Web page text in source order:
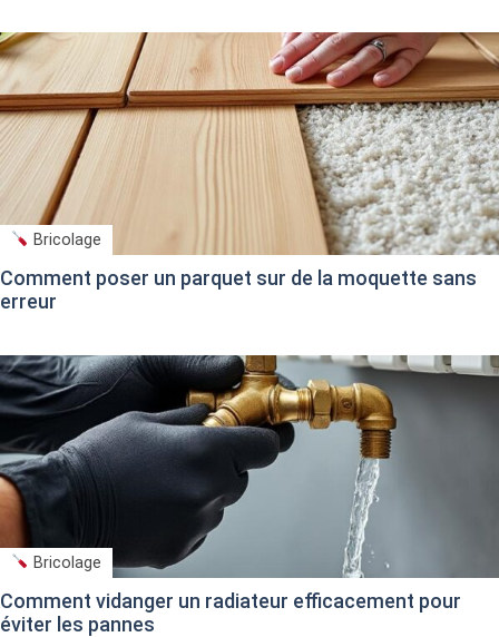
Bricolage
Comment poser un parquet sur de la moquette sans
erreur
Bricolage
Comment vidanger un radiateur efficacement pour
éviter les pannes